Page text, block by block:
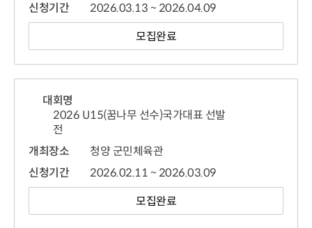
신청기간
2026.03.13 ~ 2026.04.09
모집완료
대회명
2026 U15(꿈나무 선수)국가대표 선발
전
개최장소
청양 군민체육관
신청기간
2026.02.11 ~ 2026.03.09
모집완료